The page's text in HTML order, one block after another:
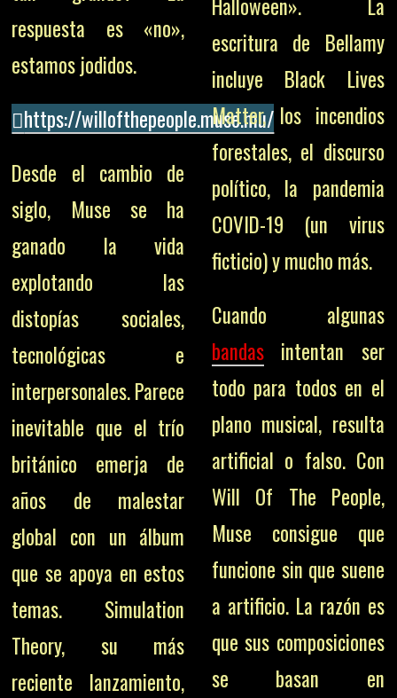
respuesta es «no»,
estamos jodidos.
https://willofthepeople.muse.mu/
Desde el cambio de
siglo, Muse se ha
ganado la vida
explotando las
distopías sociales,
tecnológicas e
interpersonales. Parece
inevitable que el trío
británico emerja de
años de malestar
global con un álbum
que se apoya en estos
temas. Simulation
Theory, su más
reciente lanzamiento,
escritura de Bellamy
incluye Black Lives
Matter, los incendios
forestales, el discurso
político, la pandemia
COVID-19 (un virus
ficticio) y mucho más.
Cuando algunas
bandasintentan ser
todo para todos en el
plano musical, resulta
artificial o falso. Con
Will Of The People,
Muse consigue que
funcione sin que suene
a artificio. La razón es
que sus composiciones
se basan en